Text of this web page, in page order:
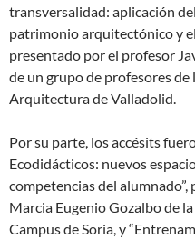
transversalidad: aplicación
patrimonio arquitectónico y
presentado por el profesor
de un grupo de profesores de
Arquitectura de Valladolid.
Por su parte, los accésits
Ecodidácticos: nuevos
competencias del
Marcia Eugenio Gozalbo de
Campus de Soria, y